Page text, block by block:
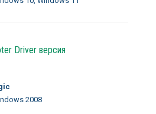
Driver версия
2008